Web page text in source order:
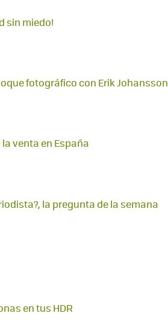
sin miedo!
fotográfico con Erik Johansson
venta en España
la pregunta de la semana
en tus HDR